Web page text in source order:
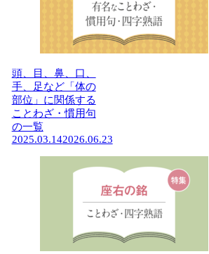
頭、目、鼻、口、
手、足など「体の
部位」に関係する
ことわざ・慣用句
の一覧
2025.03.142026.06.23